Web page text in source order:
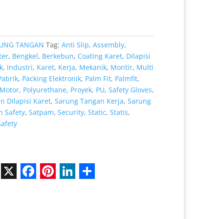
TANGAN Tag: Anti Slip, Assembly,
, Bengkel, Berkebun, Coating Karet, Dilapisi
, Industri, Karet, Kerja, Mekanik, Montir, Multi
, Packing Elektronik, Palm Fit, Palmfit,
, Polyurethane, Proyek, PU, Safety Gloves,
Dilapisi Karet, Sarung Tangan Kerja, Sarung
Safety, Satpam, Security, Static, Statis,